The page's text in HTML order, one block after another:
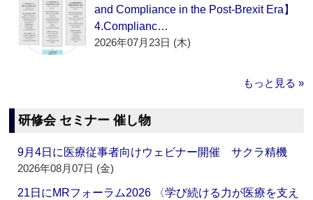
and Compliance in the Post-Brexit Era】
4.Complianc…
2026年07月23日 (木)
もっと見る »
研修会 セミナー 催し物
9月4日に医療従事者向けウェビナー開催 サクラ精機
2026年08月07日 (金)
21日にMRフォーラム2026 〈学び続ける力が医療を支え